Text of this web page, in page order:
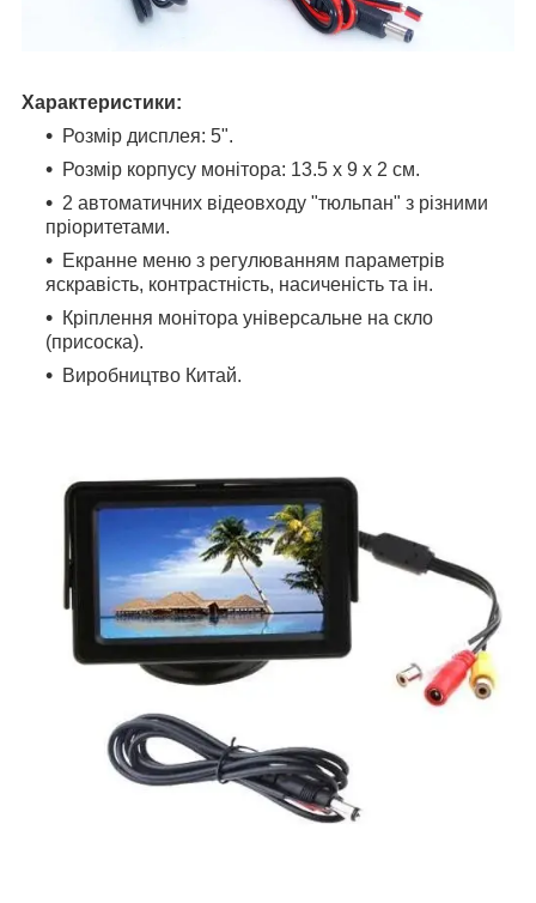
Характеристики:
Розмір дисплея: 5".
Розмір корпусу монітора: 13.5 x 9 x 2 см.
2 автоматичних відеовходу "тюльпан" з різними
пріоритетами.
Екранне меню з регулюванням параметрів
яскравість, контрастність, насиченість та ін.
Кріплення монітора універсальне на скло
(присоска).
Виробництво Китай.